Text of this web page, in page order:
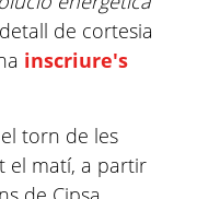
de cortesia
inscriure's
torn de les
el matí, a partir